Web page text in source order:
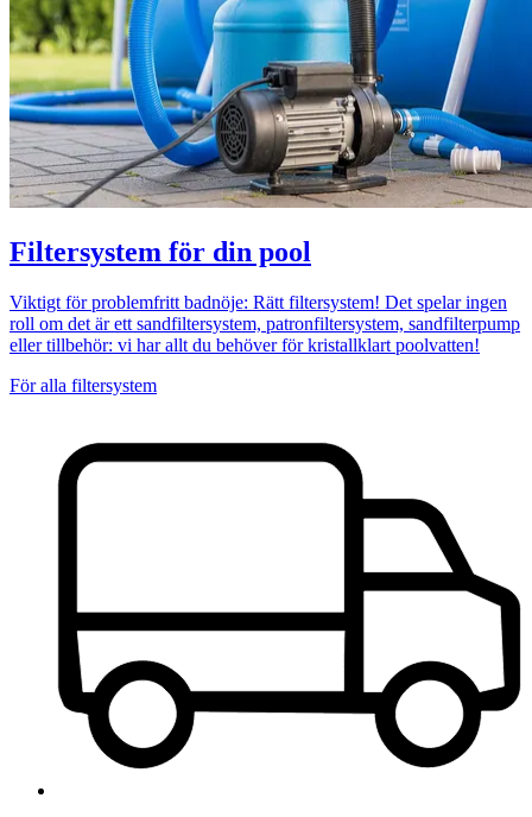
Filtersystem för din pool
Viktigt för problemfritt badnöje: Rätt filtersystem! Det spelar ingen
roll om det är ett sandfiltersystem, patronfiltersystem, sandfilterpump
eller tillbehör: vi har allt du behöver för kristallklart poolvatten!
För alla filtersystem